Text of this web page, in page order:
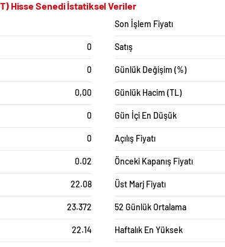
Hisse Senedi İstatiksel Veriler
Son İşlem Fiyatı
0 Satış
0 Günlük Değişim (%)
0,00 Günlük Hacim (TL)
0 Gün İçi En Düşük
0 Açılış Fiyatı
0.02 Önceki Kapanış Fiyatı
22.08 Üst Marj Fiyatı
23.372 52 Günlük Ortalama
22.14 Haftalık En Yüksek